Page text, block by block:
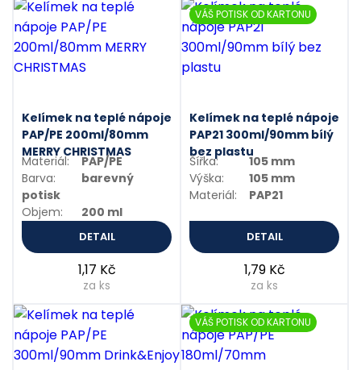
Kelímek na teplé nápoje
PAP/PE 200ml/80mm
MERRY CHRISTMAS
Materiál:
PAP/PE
Barva:
barevný
potisk
Objem:
200 ml
DETAIL
1,17 Kč
za ks
VÁŠ POTISK OD KARTONU
Kelímek na teplé nápoje
PAP21 300ml/90mm bílý
bez plastu
Šířka:
105 mm
Výška:
105 mm
Materiál:
PAP21
DETAIL
1,79 Kč
za ks
VÁŠ POTISK OD KARTONU